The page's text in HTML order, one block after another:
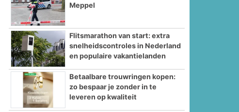
Meppel
Flitsmarathon van start: extra
snelheidscontroles in Nederland
en populaire vakantielanden
Betaalbare trouwringen kopen:
zo bespaar je zonder in te
leveren op kwaliteit